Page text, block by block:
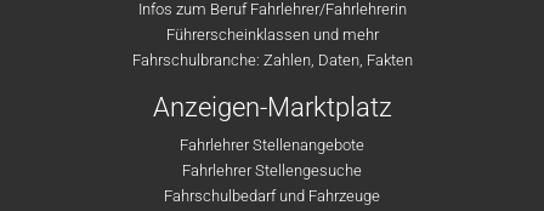
Infos zum Beruf Fahrlehrer/Fahrlehrerin
Führerscheinklassen und mehr
Fahrschulbranche: Zahlen, Daten, Fakten
Anzeigen-Marktplatz
Fahrlehrer Stellenangebote
Fahrlehrer Stellengesuche
Fahrschulbedarf und Fahrzeuge